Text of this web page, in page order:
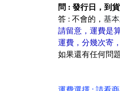
問 : 發行日，到
答 : 不會的， 基
請留意，運費是
運費，分幾次寄
如果還有任何問